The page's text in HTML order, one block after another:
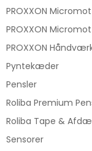
PROXXON
PROXXON
PROXXON
Pyntekæder
Pensler
Roliba Premium
Roliba Tape &
Sensorer